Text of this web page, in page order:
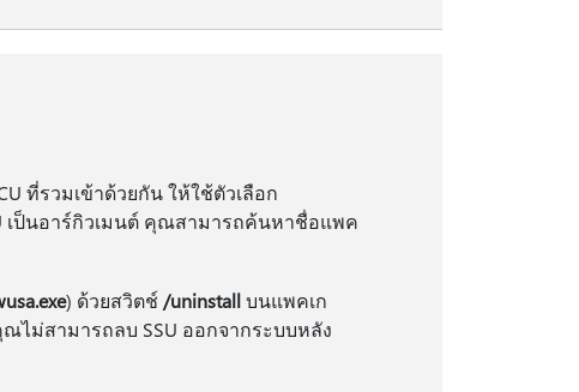
ที่รวมเข้าด้วยกัน ให้ใช้ตัวเลือก
เป็นอาร์กิวเมนต์ คุณสามารถค้นหาชื่อแพค
) ด้วยสวิตช์ /uninstallบนแพคเก
ไม่สามารถลบ SSU ออกจากระบบหลัง